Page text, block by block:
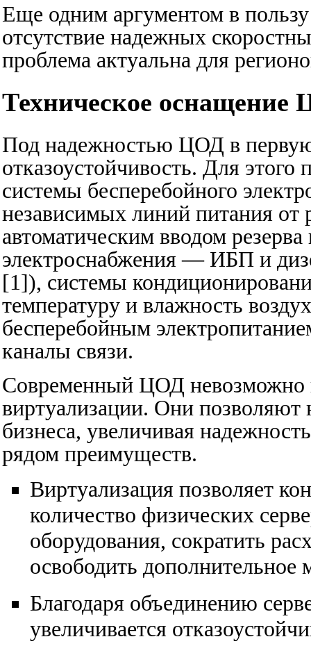
Еще одним аргументом в
отсутствие надежных
проблема актуальна для
Техническое оснащение
Под надежностью ЦОД в
отказоустойчивость. Для
системы бесперебойного
независимых линий питания от
автоматическим вводом
электроснабжения — ИБП и
[1]), системы
температуру и влажность
бесперебойным
каналы связи.
Современный ЦОД невозможно
виртуализации. Они позволяют
бизнеса, увеличивая
рядом преимуществ.
Виртуализация позволяет
количество физических
оборудования, сократить
освободить
Благодаря объединению
увеличивается